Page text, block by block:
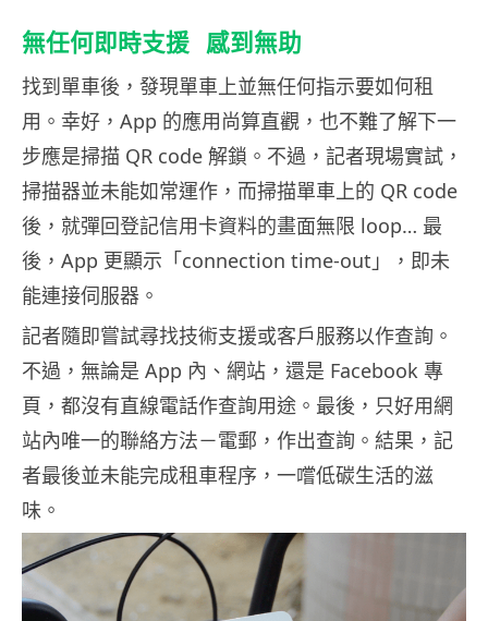
無任何即時支援 感到無助
找到單車後，發現單車上並無任何指示要如何租
用。幸好，App 的應用尚算直觀，也不難了解下一
步應是掃描 QR code 解鎖。不過，記者現場實試，
掃描器並未能如常運作，而掃描單車上的 QR code
後，就彈回登記信用卡資料的畫面無限 loop… 最
後，App 更顯示「connection time-out」，即未
能連接伺服器。
記者隨即嘗試尋找技術支援或客戶服務以作查詢。
不過，無論是 App 內、網站，還是 Facebook 專
頁，都沒有直線電話作查詢用途。最後，只好用網
站內唯一的聯絡方法－電郵，作出查詢。結果，記
者最後並未能完成租車程序，一嚐低碳生活的滋
味。